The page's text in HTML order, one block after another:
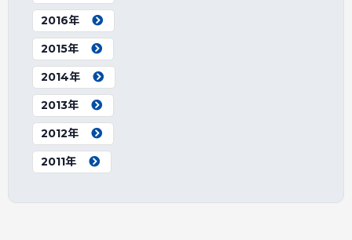
2016年
2015年
2014年
2013年
2012年
2011年